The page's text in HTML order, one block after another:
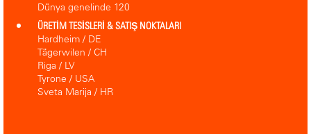
Dünya genelinde 120
ÜRETİM TESİSLERİ & SATIŞ NOKTALARI
Hardheim / DE
Tägerwilen / CH
Riga / LV
Tyrone / USA
Sveta Marija / HR